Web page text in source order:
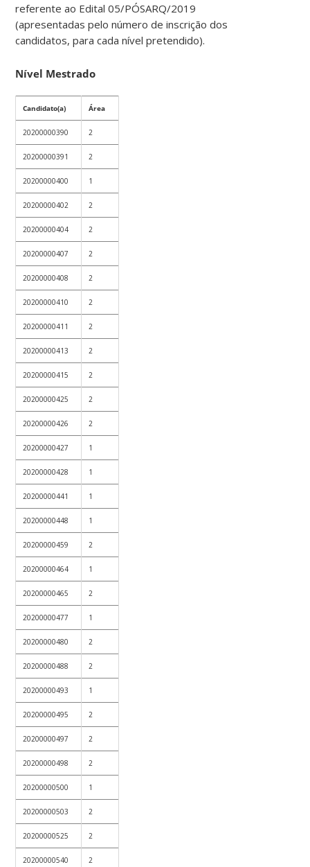
referente ao Edital 05/PÓSARQ/2019
(apresentadas pelo número de inscrição dos
candidatos, para cada nível pretendido).
Nível Mestrado
Candidato(a) Área
20200000390 2
20200000391 2
20200000400 1
20200000402 2
20200000404 2
20200000407 2
20200000408 2
20200000410 2
20200000411 2
20200000413 2
20200000415 2
20200000425 2
20200000426 2
20200000427 1
20200000428 1
20200000441 1
20200000448 1
20200000459 2
20200000464 1
20200000465 2
20200000477 1
20200000480 2
20200000488 2
20200000493 1
20200000495 2
20200000497 2
20200000498 2
20200000500 1
20200000503 2
20200000525 2
20200000540 2